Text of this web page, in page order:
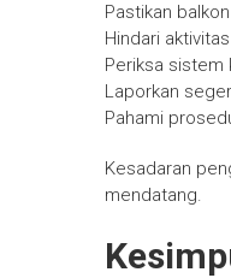
Pastikan
Hindari
Periksa sistem
Laporkan
Pahami
Kesadaran
mendatang.